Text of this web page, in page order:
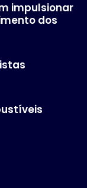
impulsionar
dos